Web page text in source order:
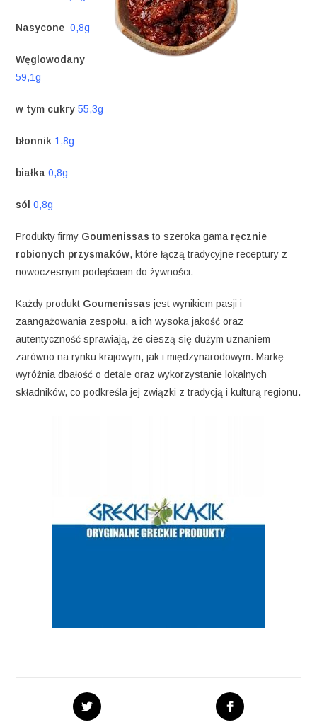
Nasycone 0,8g
Węglowodany
59,1g
w tym cukry 55,3g
błonnik 1,8g
białka 0,8g
sól 0,8g
Produkty firmy Goumenissas to szeroka gama ręcznie
robionych przysmaków, które łączą tradycyjne receptury z
nowoczesnym podejściem do żywności.
Każdy produkt Goumenissas jest wynikiem pasji i
zaangażowania zespołu, a ich wysoka jakość oraz
autentyczność sprawiają, że cieszą się dużym uznaniem
zarówno na rynku krajowym, jak i międzynarodowym. Markę
wyróżnia dbałość o detale oraz wykorzystanie lokalnych
składników, co podkreśla jej związki z tradycją i kulturą regionu.
Opens
in
Opens
in